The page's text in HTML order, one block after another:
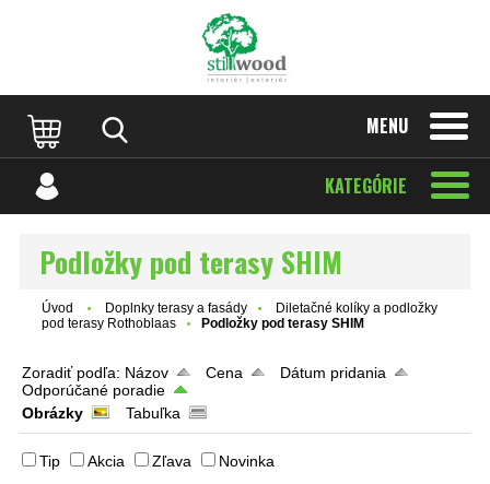
MENU
KATEGÓRIE
Podložky pod terasy SHIM
Úvod Doplnky terasy a fasády
Diletačné kolíky a podložky
pod terasy Rothoblaas
Podložky pod terasy SHIM
Zoradiť podľa: Názov Cena
Dátum pridania
Odporúčané poradie
Obrázky
Tabuľka
Tip Akcia Zľava
Novinka